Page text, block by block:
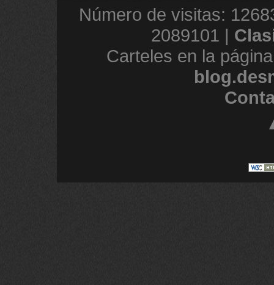
Número de visitas:
2089101 |
Carteles en la